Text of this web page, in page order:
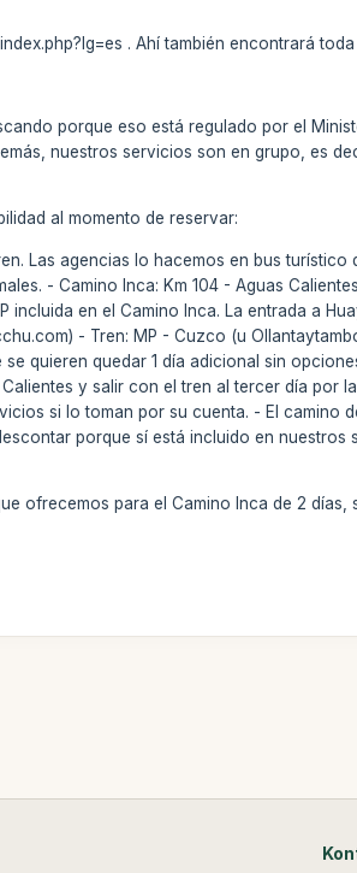
. Ahí también encontrará
porque eso está regulado por el
nuestros servicios son en grupo, es
al momento de reservar:
Las agencias lo hacemos en bus turístico
- Camino Inca: Km 104 - Aguas
en el Camino Inca. La entrada a
- Tren: MP - Cuzco (u
quieren quedar 1 día adicional sin
y salir con el tren al tercer día por
si lo toman por su cuenta. - El camino
porque sí está incluido en nuestros
ofrecemos para el Camino Inca de 2 días,